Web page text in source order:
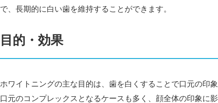
で、長期的に白い歯を維持することができます。
目的・効果
ホワイトニングの主な目的は、歯を白くすることで口元の印
口元のコンプレックスとなるケースも多く、顔全体の印象に